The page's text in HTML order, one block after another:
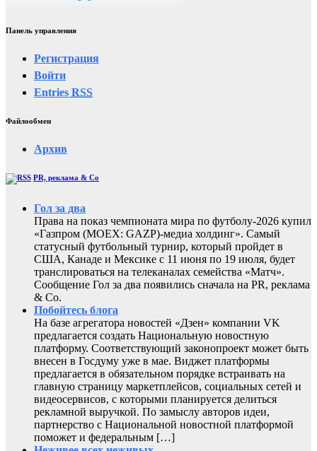
Панель управления
Регистрация
Войти
Entries RSS
Файлообмен
Архив
PR, реклама & Co
Гол за два
Права на показ чемпионата мира по футболу-2026 купил
«Газпром (MOEX: GAZP)-медиа холдинг». Самый
статусный футбольный турнир, который пройдет в
США, Канаде и Мексике с 11 июня по 19 июля, будет
транслироваться на телеканалах семейства «Матч».
Сообщение Гол за два появились сначала на PR, реклама
& Co.
Побойтесь блога
На базе агрегатора новостей «Дзен» компании VK
предлагается создать Национальную новостную
платформу. Соответствующий законопроект может быть
внесен в Госдуму уже в мае. Виджет платформы
предлагается в обязательном порядке встраивать на
главную страницу маркетплейсов, социальных сетей и
видеосервисов, с которыми планируется делиться
рекламной выручкой. По замыслу авторов идеи,
партнерство с Национальной новостной платформой
поможет и федеральным […]